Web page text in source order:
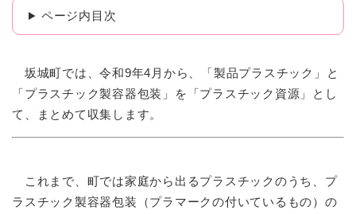
ページ内目次
坂城町では、令和9年4月から、「製品プラスチック」と
「プラスチック製容器包装」を「プラスチック資源」とし
て、まとめて収集します。
これまで、町では家庭から出るプラスチックのうち、プ
ラスチック製容器包装（プラマークの付いているもの）の